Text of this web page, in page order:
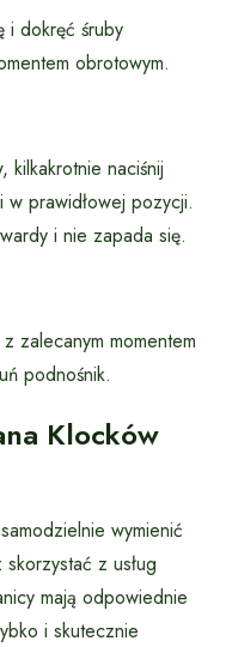
i dokręć śruby
obrotowym.
kilkakrotnie naciśnij
w prawidłowej pozycji.
i nie zapada się.
zalecanym momentem
podnośnik.
Klocków
wymienić
z usług
mają odpowiednie
i skutecznie